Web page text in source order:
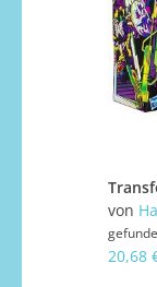
von
20,68